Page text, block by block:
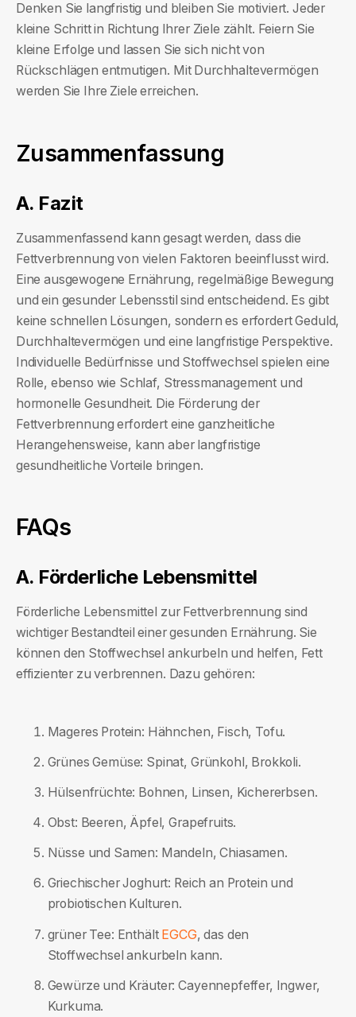
Denken Sie langfristig und bleiben Sie motiviert. Jeder
kleine Schritt in Richtung Ihrer Ziele zählt. Feiern Sie
kleine Erfolge und lassen Sie sich nicht von
Rückschlägen entmutigen. Mit Durchhaltevermögen
werden Sie Ihre Ziele erreichen.
Zusammenfassung
A. Fazit
Zusammenfassend kann gesagt werden, dass die
Fettverbrennung von vielen Faktoren beeinflusst wird.
Eine ausgewogene Ernährung, regelmäßige Bewegung
und ein gesunder Lebensstil sind entscheidend. Es gibt
keine schnellen Lösungen, sondern es erfordert Geduld,
Durchhaltevermögen und eine langfristige Perspektive.
Individuelle Bedürfnisse und Stoffwechsel spielen eine
Rolle, ebenso wie Schlaf, Stressmanagement und
hormonelle Gesundheit. Die Förderung der
Fettverbrennung erfordert eine ganzheitliche
Herangehensweise, kann aber langfristige
gesundheitliche Vorteile bringen.
FAQs
A. Förderliche Lebensmittel
Förderliche Lebensmittel zur Fettverbrennung sind
wichtiger Bestandteil einer gesunden Ernährung. Sie
können den Stoffwechsel ankurbeln und helfen, Fett
effizienter zu verbrennen. Dazu gehören:
Mageres Protein: Hähnchen, Fisch, Tofu.
Grünes Gemüse: Spinat, Grünkohl, Brokkoli.
Hülsenfrüchte: Bohnen, Linsen, Kichererbsen.
Obst: Beeren, Äpfel, Grapefruits.
Nüsse und Samen: Mandeln, Chiasamen.
Griechischer Joghurt: Reich an Protein und
probiotischen Kulturen.
grüner Tee: Enthält EGCG, das den
Stoffwechsel ankurbeln kann.
Gewürze und Kräuter: Cayennepfeffer, Ingwer,
Kurkuma.